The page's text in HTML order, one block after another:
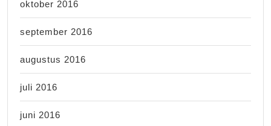
oktober 2016
september 2016
augustus 2016
juli 2016
juni 2016